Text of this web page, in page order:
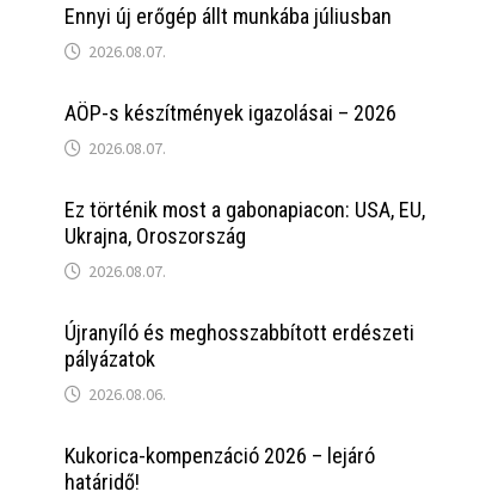
Ennyi új erőgép állt munkába júliusban
2026.08.07.
AÖP-s készítmények igazolásai – 2026
2026.08.07.
Ez történik most a gabonapiacon: USA, EU,
Ukrajna, Oroszország
2026.08.07.
Újranyíló és meghosszabbított erdészeti
pályázatok
2026.08.06.
Kukorica-kompenzáció 2026 – lejáró
határidő!